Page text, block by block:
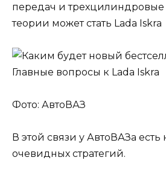
передач и трехцилиндровые
теории может стать Lada Iskra
Фото: АвтоВАЗ
В этой связи у АвтоВАЗа есть
очевидных стратегий.